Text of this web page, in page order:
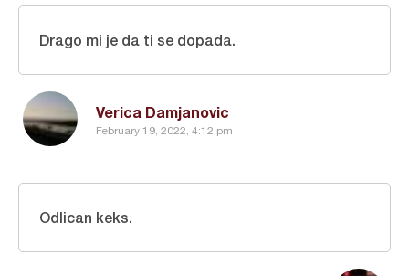
Verica Damjanovic
February 19, 2022, 4:12 pm
Drago mi je da ti se dopada.
Odlican keks.